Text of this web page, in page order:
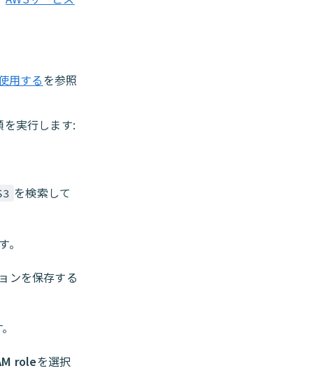
用するを参照
実行します:
を検索して
ンを保存する
roleを選択